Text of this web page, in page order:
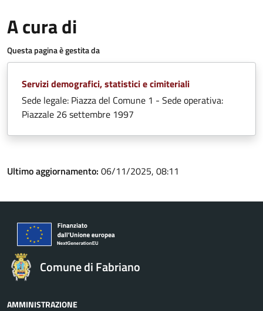
A cura di
Questa pagina è gestita da
Servizi demografici, statistici e cimiteriali
Sede legale: Piazza del Comune 1 - Sede operativa:
Piazzale 26 settembre 1997
Ultimo aggiornamento: 06/11/2025, 08:11
Comune di Fabriano
AMMINISTRAZIONE